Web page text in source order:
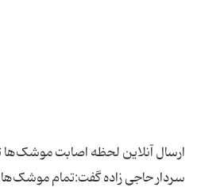
سردار حاجی زاده گفت:تمام موشک‌ها